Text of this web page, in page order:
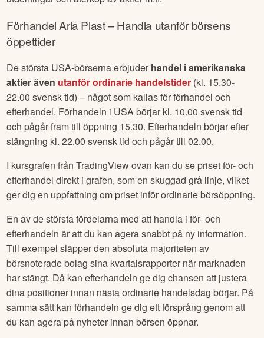
FörhandelArla Plast– Handla utanför börsens
öppettider
De största USA-börserna erbjuder handel i amerikanska
aktier även utanför ordinarie handelstider (kl. 15.30-
22.00 svensk tid) – något som kallas för förhandel och
efterhandel. Förhandeln i USA börjar kl. 10.00 svensk tid
och pågår fram till öppning 15.30. Efterhandeln börjar efter
stängning kl. 22.00 svensk tid och pågår till 02.00.
I kursgrafen från TradingView ovan kan du se priset för- och
efterhandel direkt i grafen, som en skuggad grå linje, vilket
ger dig en uppfattning om priset inför ordinarie börsöppning.
En av de största fördelarna med att handla i för- och
efterhandeln är att du kan agera snabbt på ny information.
Till exempel släpper den absoluta majoriteten av
börsnoterade bolag sina kvartalsrapporter när marknaden
har stängt. Då kan efterhandeln ge dig chansen att justera
dina positioner innan nästa ordinarie handelsdag börjar. På
samma sätt kan förhandeln ge dig ett försprång genom att
du kan agera på nyheter innan börsen öppnar.